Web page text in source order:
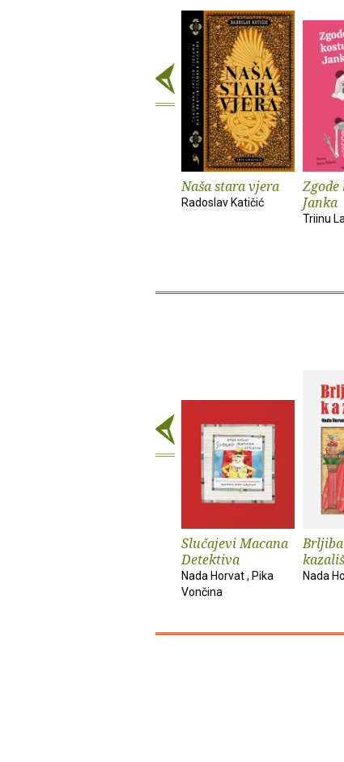
Naša stara vjera
Radoslav Katičić
Janka
Triinu
Slučajevi Macana
Detektiva
Nada Horvat , Pika
Vončina
Nada